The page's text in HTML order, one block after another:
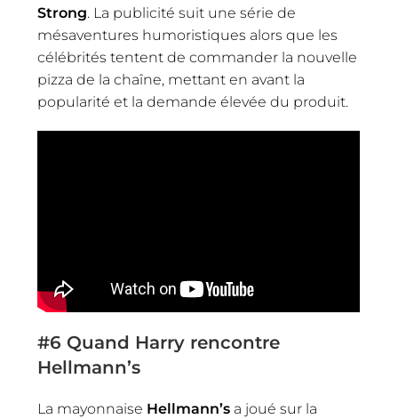
Strong. La publicité suit une série de
mésaventures humoristiques alors que les
célébrités tentent de commander la nouvelle
pizza de la chaîne, mettant en avant la
popularité et la demande élevée du produit.
#6 Quand Harry rencontre
Hellmann’s
La mayonnaise Hellmann’s a joué sur la